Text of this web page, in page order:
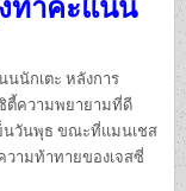
นักเตะ หลังการ
ตี้ความพยายามที่ดี
นวันพุธ ขณะที่แมนเชส
วามท้าทายของเจสซี่